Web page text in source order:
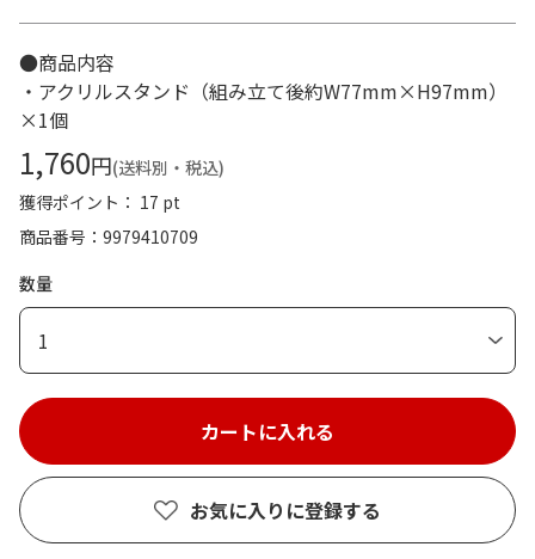
●商品内容
・アクリルスタンド（組み立て後約W77mm×H97mm）
×1個
1,760円(送料別・税込)
獲得ポイント： 17 pt
商品番号
9979410709
数量
1
お気に入りに登録する